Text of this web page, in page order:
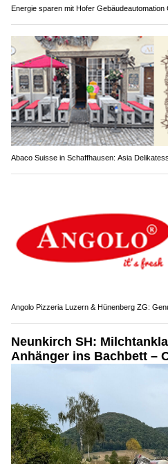
Energie sparen mit Hofer Gebäudeautomation
Abaco Suisse in Schaffhausen: Asia
Angolo Pizzeria Luzern & Hünenberg ZG:
Neunkirch SH:
Anhänger ins Bachbett –